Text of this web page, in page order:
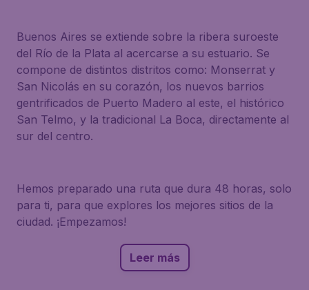
Buenos Aires se extiende sobre la ribera suroeste
del Río de la Plata al acercarse a su estuario. Se
compone de distintos distritos como: Monserrat y
San Nicolás en su corazón, los nuevos barrios
gentrificados de Puerto Madero al este, el histórico
San Telmo, y la tradicional La Boca, directamente al
sur del centro.
Hemos preparado una ruta que dura 48 horas, solo
para ti, para que explores los mejores sitios de la
ciudad. ¡Empezamos!
Leer más